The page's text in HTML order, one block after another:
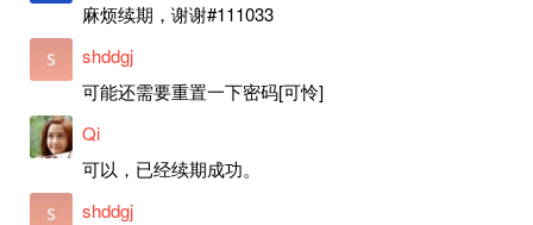
麻烦续期，谢谢#111033
shddgj
可能还需要重置一下密码[可怜]
Qi
可以，已经续期成功。
shddgj